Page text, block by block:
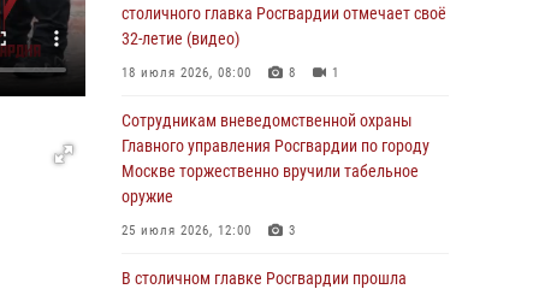
городу Москве заняли первое место в
чемпионате столичного главка ведомства по
самбо и боевому самбо (ВИДЕО)
В Москве росгвардейцы задержали
подозреваемого в нападении на охранника
торгового центра (видео)
04 августа 2026, 08:00
На востоке Москвы сотрудники Росгвардии
столичного главка Росгвардии отмечает своё
32-летие (видео)
18 июля 2026, 08:00 8 1
Сотрудникам вневедомственной охраны
Главного управления Росгвардии по городу
Москве торжественно вручили табельное
оружие
25 июля 2026, 12:00 3
В столичном главке Росгвардии прошла